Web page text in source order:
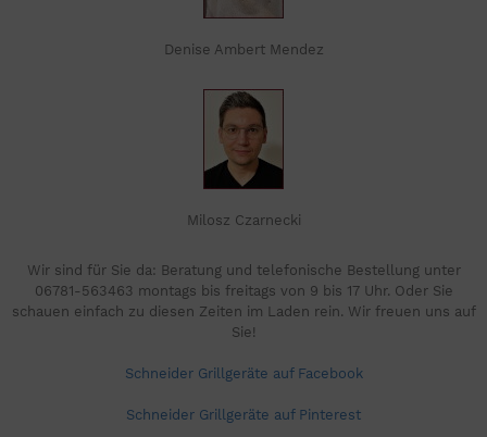
Denise Ambert Mendez
Milosz Czarnecki
Wir sind für Sie da: Beratung und telefonische Bestellung unter
06781-563463 montags bis freitags von 9 bis 17 Uhr. Oder Sie
schauen einfach zu diesen Zeiten im Laden rein. Wir freuen uns auf
Sie!
Schneider Grillgeräte auf Facebook
Schneider Grillgeräte auf Pinterest